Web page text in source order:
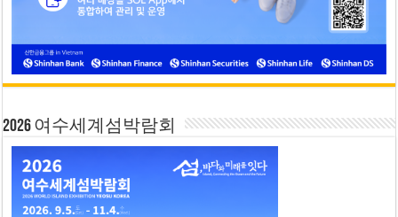
2026 여수세계섬박람회